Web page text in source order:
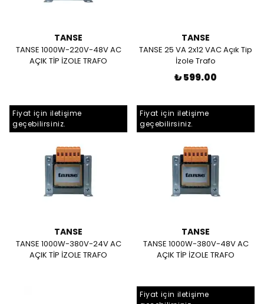
TANSE
TANSE 1000W-220V-48V AC
AÇIK TİP İZOLE TRAFO
TANSE
TANSE 25 VA 2x12 VAC Açık Tip
İzole Trafo
₺ 599.00
Fiyat için iletişime
geçebilirsiniz.
TANSE
TANSE 1000W-380V-24V AC
AÇIK TİP İZOLE TRAFO
Fiyat için iletişime
geçebilirsiniz.
TANSE
TANSE 1000W-380V-48V AC
AÇIK TİP İZOLE TRAFO
Fiyat için iletişime